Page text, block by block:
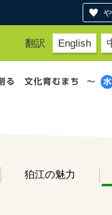
翻訳 English
狛江の魅力